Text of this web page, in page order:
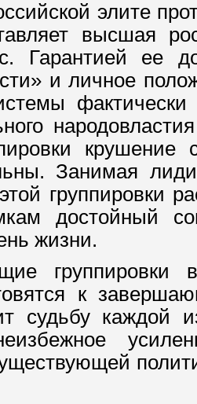
элите
высшая
Гарантией ее
и личное
Занимая
группировки
достойный
жизни.
группировки
к
судьбу каждой